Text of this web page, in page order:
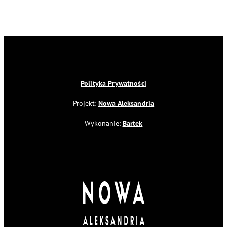
Polityka Prywatności
Projekt: Nowa Aleksandria
Wykonanie: Bartek